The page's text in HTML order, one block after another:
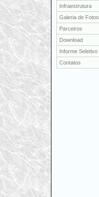
Infraestrutura
Galeria de Fotos
Parceiros
Download
Informe Seletivo
Contatos